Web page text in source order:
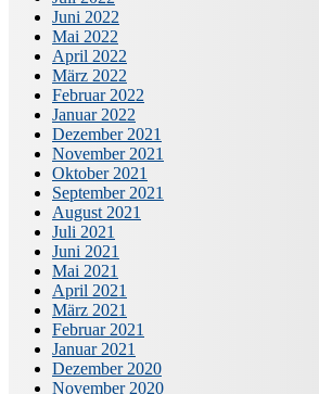
Juni 2022
Mai 2022
April 2022
März 2022
Februar 2022
Januar 2022
Dezember 2021
November 2021
Oktober 2021
September 2021
August 2021
Juli 2021
Juni 2021
Mai 2021
April 2021
März 2021
Februar 2021
Januar 2021
Dezember 2020
November 2020